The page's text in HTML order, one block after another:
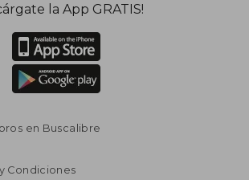
la App GRATIS!
en Buscalibre
Condiciones